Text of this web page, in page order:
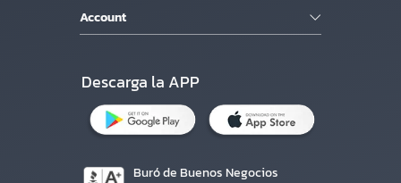
Account
Descarga la APP
Buró de Buenos Negocios